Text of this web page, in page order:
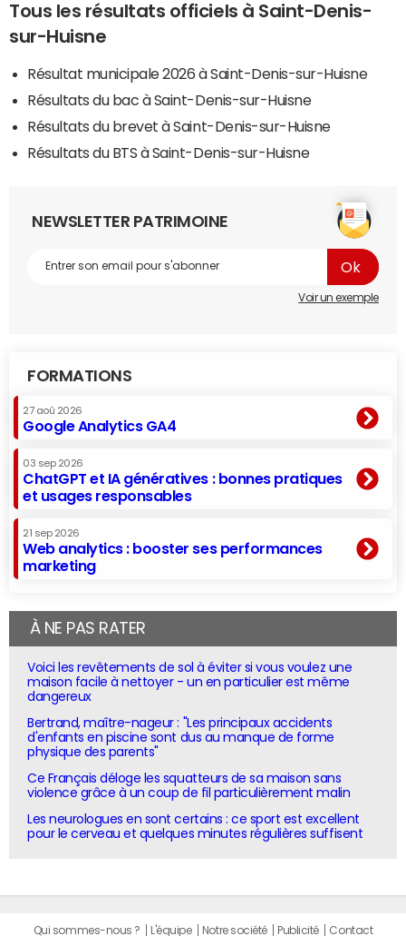
Tous les résultats officiels à Saint-Denis-
sur-Huisne
Résultat municipale 2026 à Saint-Denis-sur-Huisne
Résultats du bac à Saint-Denis-sur-Huisne
Résultats du brevet à Saint-Denis-sur-Huisne
Résultats du BTS à Saint-Denis-sur-Huisne
NEWSLETTER PATRIMOINE
Voir un exemple
FORMATIONS
27 aoû 2026
Google Analytics GA4
03 sep 2026
ChatGPT et IA génératives : bonnes pratiques
et usages responsables
21 sep 2026
Web analytics : booster ses performances
marketing
À NE PAS RATER
Voici les revêtements de sol à éviter si vous voulez une
maison facile à nettoyer - un en particulier est même
dangereux
Bertrand, maître-nageur : "Les principaux accidents
d'enfants en piscine sont dus au manque de forme
physique des parents"
Ce Français déloge les squatteurs de sa maison sans
violence grâce à un coup de fil particulièrement malin
Les neurologues en sont certains : ce sport est excellent
pour le cerveau et quelques minutes régulières suffisent
Qui sommes-nous ? L'équipe Notre société Publicité Contact